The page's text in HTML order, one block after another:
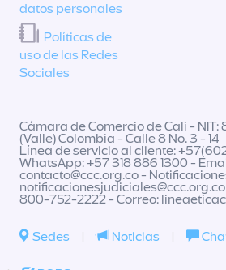
datos personales
Políticas de
uso de las Redes
Sociales
Cámara de Comercio de Cali - NIT:
(Valle) Colombia - Calle 8 No. 3 - 14
Línea de servicio al cliente:
WhatsApp: +57 318 886 1300 -
contacto@ccc.org.co-
notificacionesjudiciales@ccc.org.co
800-752-2222 - Correo:
Sedes | Noticias |